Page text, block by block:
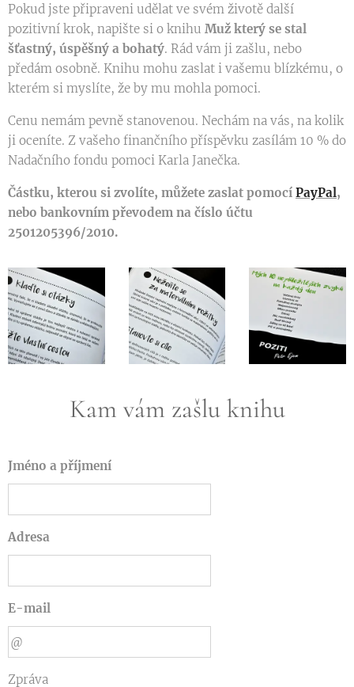
Pokud jste připraveni udělat ve svém životě další
pozitivní krok, napište si o knihu Muž který se stal
šťastný, úspěšný a bohatý. Rád vám ji zašlu, nebo
předám osobně. Knihu mohu zaslat i vašemu blízkému, o
kterém si myslíte, že by mu mohla pomoci.
Cenu nemám pevně stanovenou. Nechám na vás, na kolik
ji oceníte. Z vašeho finančního příspěvku zasílám 10 % do
Nadačního fondu pomoci Karla Janečka.
Částku, kterou si zvolíte, můžete zaslat pomocí PayPal,
nebo bankovním převodem na číslo účtu
2501205396/2010.
Kam vám zašlu knihu
Jméno a příjmení
Adresa
E-mail
Zpráva